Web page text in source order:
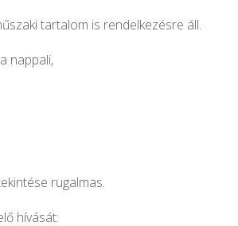
tartalom is rendelkezésre áll.
nappali,
rugalmas.
hívását: